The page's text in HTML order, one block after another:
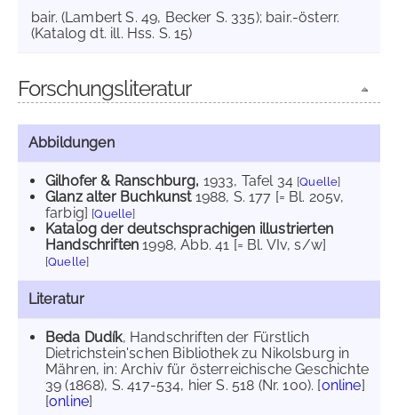
bair. (Lambert S. 49, Becker S. 335); bair.-österr.
(Katalog dt. ill. Hss. S. 15)
Forschungsliteratur
Abbildungen
Gilhofer & Ranschburg, 1933, Tafel 34 [Quelle]
Glanz alter Buchkunst1988, S. 177 [= Bl. 205v,
farbig] [Quelle]
Katalog der deutschsprachigen illustrierten
Handschriften 1998, Abb. 41 [= Bl. VIv, s/w]
[Quelle]
Literatur
Beda Dudík, Handschriften der Fürstlich
Dietrichstein'schen Bibliothek zu Nikolsburg in
Mähren, in: Archiv für österreichische Geschichte
39 (1868), S. 417-534, hier S. 518 (Nr. 100). [online]
[online]